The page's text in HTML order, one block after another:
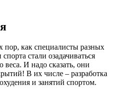
как специалисты разных
стали озадачиваться
И надо сказать, они
В их числе – разработка
и занятий спортом.